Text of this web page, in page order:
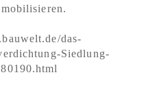
das-
Siedlung-